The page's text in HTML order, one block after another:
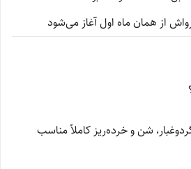
از همان ماه اول آغاز می‌شود
شن و خرده‌ریز کاملاً مناسب